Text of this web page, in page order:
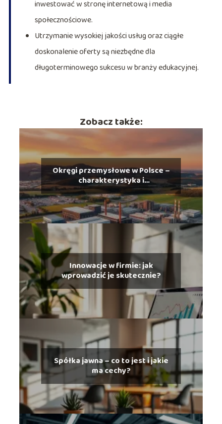
inwestować w stronę internetową i media
społecznościowe.
Utrzymanie wysokiej jakości usług oraz ciągłe
doskonalenie oferty są niezbędne dla
długoterminowego sukcesu w branży edukacyjnej.
Zobacz także:
Okręgi przemysłowe w Polsce –
charakterystyka i
rozmieszczenie
Innowacje w firmie: jak
wprowadzić je skutecznie?
Spółka jawna – co to jest i jakie
ma cechy?